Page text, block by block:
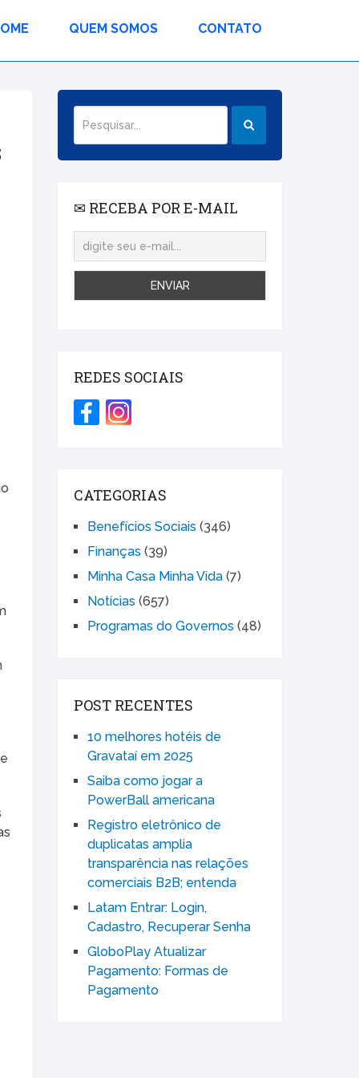
QUEM SOMOS CONTATO
✉ RECEBA POR E-MAIL
REDES SOCIAIS
CATEGORIAS
Benefícios Sociais (346)
Finanças (39)
Minha Casa Minha Vida (7)
Notícias (657)
Programas do Governos (48)
POST RECENTES
10 melhores hotéis de
Gravataí em 2025
Saiba como jogar a
PowerBall americana
Registro eletrônico de
duplicatas amplia
transparência nas relações
comerciais B2B; entenda
Latam Entrar: Login,
Cadastro, Recuperar Senha
GloboPlay Atualizar
Pagamento: Formas de
Pagamento